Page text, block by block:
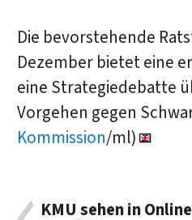
Die bevorstehende
Dezember bietet eine
eine Strategiedebatte
Vorgehen gegen
Kommission/ml)
KMU sehen in